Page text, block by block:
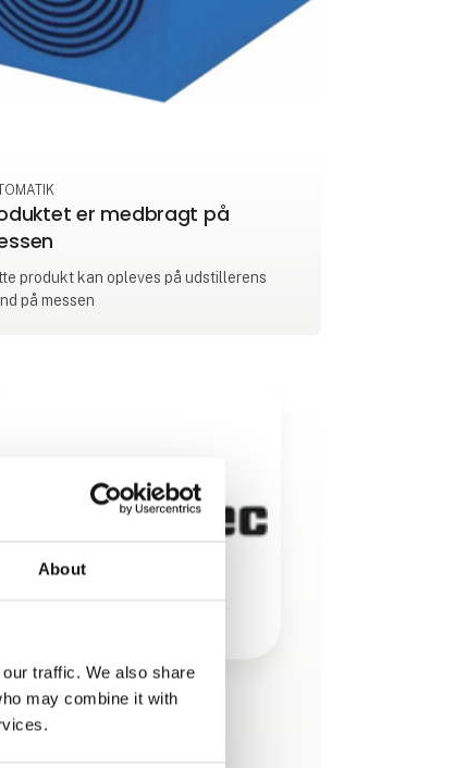
About
traffic. We also share
may combine it with
er medbragt på
produkt kan opleves på udstillerens
på messen
er tilføjet af:
Denmark ApS